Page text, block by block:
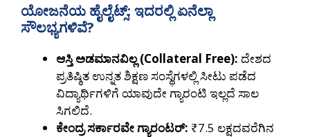
ಯೋಜನೆಯ ಹೈಲೈಟ್ಸ್: ಇದರಲ್ಲಿ ಏನೆಲ್ಲಾ
ಸೌಲಭ್ಯಗಳಿವೆ?
ಆಸ್ತಿ ಅಡಮಾನವಿಲ್ಲ (Collateral Free): ದೇಶದ
ಪ್ರತಿಷ್ಠಿತ ಉನ್ನತ ಶಿಕ್ಷಣ ಸಂಸ್ಥೆಗಳಲ್ಲಿ ಸೀಟು ಪಡೆದ
ವಿದ್ಯಾರ್ಥಿಗಳಿಗೆ ಯಾವುದೇ ಗ್ಯಾರಂಟಿ ಇಲ್ಲದೆ ಸಾಲ
ಸಿಗಲಿದೆ.
ಕೇಂದ್ರ ಸರ್ಕಾರವೇ ಗ್ಯಾರಂಟರ್: ₹7.5 ಲಕ್ಷದವರೆಗಿನ